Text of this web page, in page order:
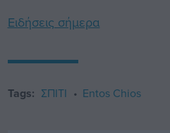
Ειδήσεις σήμερα
Tags: ΣΠΙΤΙ Entos Chios